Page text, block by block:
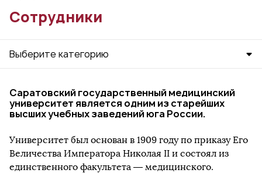
Сотрудники
Выберите категорию
Саратовский государственный медицинский
университет является одним из старейших
высших учебных заведений юга России.
Университет был основан в 1909 году по приказу Его
Величества Императора Николая II и состоял из
единственного факультета — медицинского.